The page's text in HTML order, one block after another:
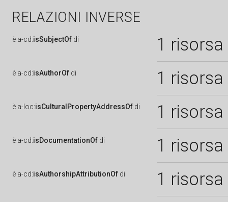
RELAZIONI INVERSE
è a-cd:isSubjectOf di 1 risorsa
è a-cd:isAuthorOf di 1 risorsa
è a-loc:isCulturalPropertyAddressOf di 1 risorsa
è a-cd:isDocumentationOf di 1 risorsa
è a-cd:isAuthorshipAttributionOf di 1 risorsa